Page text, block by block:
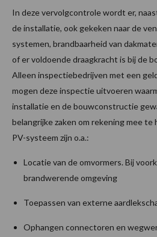
In deze vervolgcontrole wordt er,
de installatie, ook gekeken naar de
systemen, brandbaarheid van
of er voldoende draagkracht is bij de
Alleen inspectiebedrijven met een
mogen deze inspectie uitvoeren
installatie en de bouwconstructie
belangrijke zaken om rekening mee te
PV-systeem zijn o.a.:
Locatie van de omvormers. Bij
brandwerende omgeving
Toepassen van externe
Ophangen connectoren en